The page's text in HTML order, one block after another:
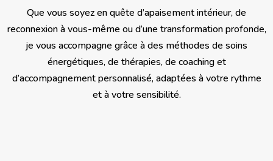
Que vous soyez en quête d’apaisement intérieur, de
reconnexion à vous-même ou d’une transformation profonde,
je vous accompagne grâce à des méthodes de soins
énergétiques, de thérapies, de coaching et
d’accompagnement personnalisé, adaptées à votre rythme
et à votre sensibilité.